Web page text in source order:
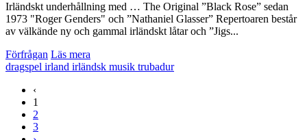
Irländskt underhållning med … The Original ”Black Rose” sedan
1973 "Roger Genders" och ”Nathaniel Glasser” Repertoaren består
av välkände ny och gammal irländskt låtar och ”Jigs...
Förfrågan Läs mera
dragspel irland irländsk musik trubadur
‹
1
2
3